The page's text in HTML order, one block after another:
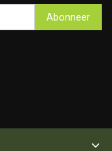
Abonneer